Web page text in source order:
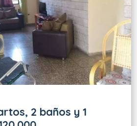
2 baños y 1